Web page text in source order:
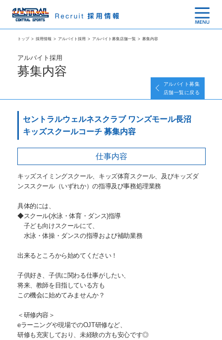
トップ > 採用情報 > アルバイト採用 > アルバイト募集店舗一覧 > 募集内容
アルバイト採用
募集内容
アルバイト募集
店舗一覧に戻る
セントラルウェルネスクラブ ワンズモール長沼
キッズスクールコーチ 募集内容
仕事内容
キッズスイミングスクール、キッズ体育スクール、及びキッズダ
ンススクール（いずれか）の指導及び事務処理業務
具体的には、
◆スクール(水泳・体育・ダンス)指導
子ども向けスクールにて、
水泳・体操・ダンスの指導および補助業務
出来るところから始めてください！
子供好き、子供に関わる仕事がしたい、
将来、教師を目指している方も
この機会に始めてみませんか？
＜研修内容＞
eラーニングや現場でのOJT研修など、
研修も充実しており、未経験の方も安心です◎